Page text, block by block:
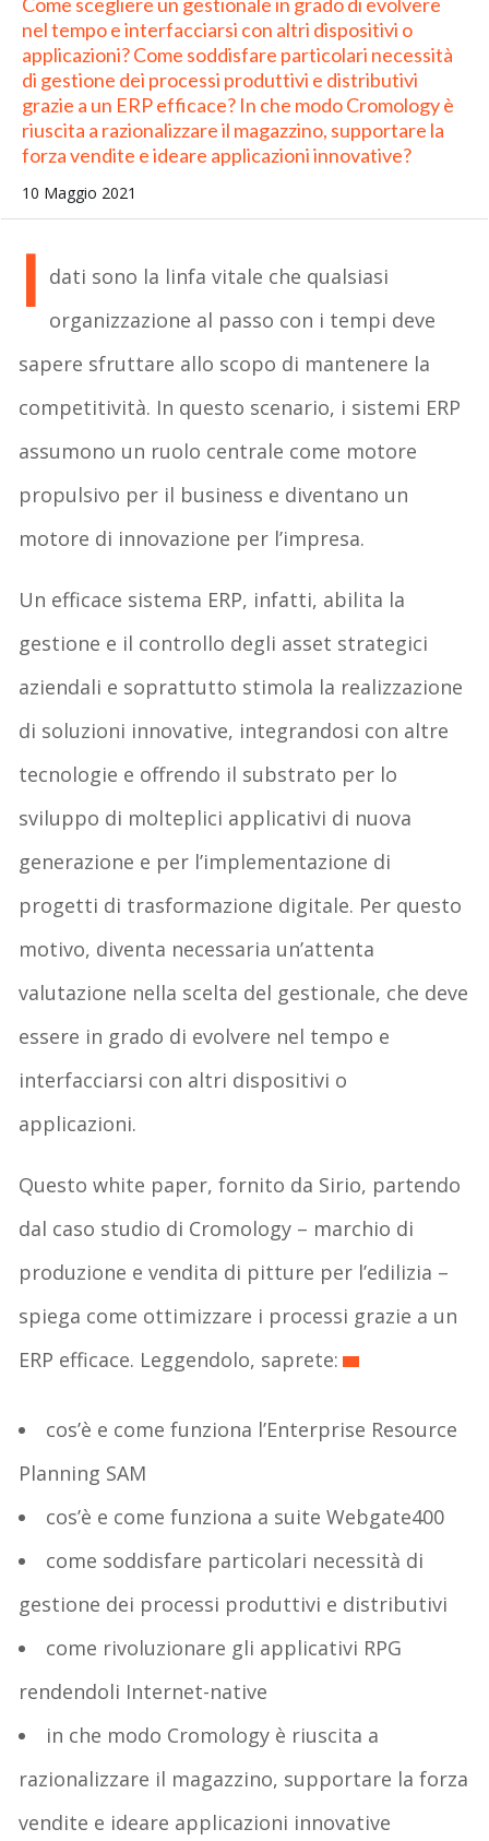
Come scegliere un gestionale in grado di evolvere
nel tempo e interfacciarsi con altri dispositivi o
applicazioni? Come soddisfare particolari necessità
di gestione dei processi produttivi e distributivi
grazie a un ERP efficace? In che modo Cromology è
riuscita a razionalizzare il magazzino, supportare la
forza vendite e ideare applicazioni innovative?
10 Maggio 2021
I dati sono la linfa vitale che qualsiasi
organizzazione al passo con i tempi deve
sapere sfruttare allo scopo di mantenere la
competitività. In questo scenario, i sistemi ERP
assumono un ruolo centrale come motore
propulsivo per il business e diventano un
motore di innovazione per l’impresa.
Un efficace sistema ERP, infatti, abilita la
gestione e il controllo degli asset strategici
aziendali e soprattutto stimola la realizzazione
di soluzioni innovative, integrandosi con altre
tecnologie e offrendo il substrato per lo
sviluppo di molteplici applicativi di nuova
generazione e per l’implementazione di
progetti di trasformazione digitale. Per questo
motivo, diventa necessaria un’attenta
valutazione nella scelta del gestionale, che deve
essere in grado di evolvere nel tempo e
interfacciarsi con altri dispositivi o
applicazioni.
Questo white paper, fornito da Sirio, partendo
dal caso studio di Cromology – marchio di
produzione e vendita di pitture per l’edilizia –
spiega come ottimizzare i processi grazie a un
ERP efficace. Leggendolo, saprete:
cos’è e come funziona l’Enterprise Resource
Planning SAM
cos’è e come funziona a suite Webgate400
come soddisfare particolari necessità di
gestione dei processi produttivi e distributivi
come rivoluzionare gli applicativi RPG
rendendoli Internet-native
in che modo Cromology è riuscita a
razionalizzare il magazzino, supportare la forza
vendite e ideare applicazioni innovative